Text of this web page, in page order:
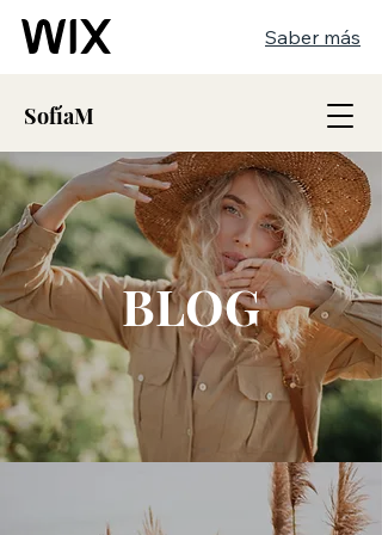
Saber más